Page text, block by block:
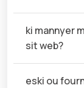
ki mannyer
sit web?
eski ou